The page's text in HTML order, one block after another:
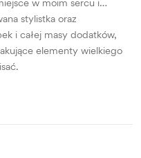
stylistka oraz
i całej masy dodatków,
elementy wielkiego